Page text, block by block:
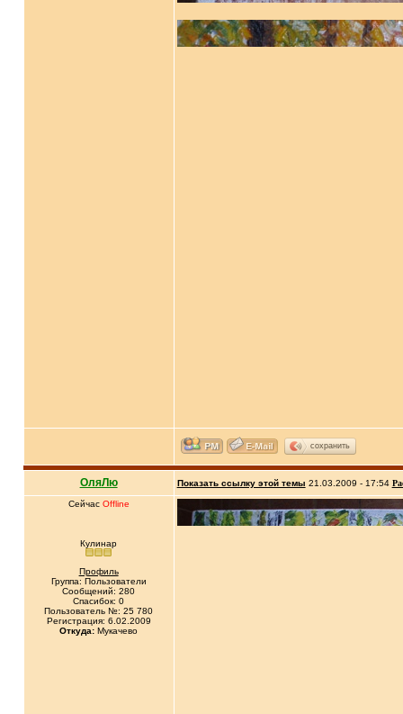
сохранить
ОляЛю Показать ссылку этой темы 21.03.2009 - 17:54
Сейчас Offline
Кулинар
Профиль
Группа: Пользователи
Сообщений: 280
Спасибок: 0
Пользователь №: 25 780
Регистрация: 6.02.2009
Откуда: Мукачево